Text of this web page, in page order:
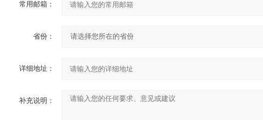
常用邮箱：
省份：
详细地址：
补充说明：